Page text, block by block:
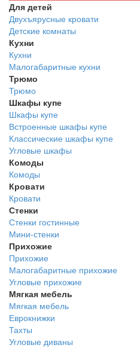
Для детей
Двухъярусные кровати
Детские комнаты
Кухни
Кухни
Малогабаритные кухни
Трюмо
Трюмо
Шкафы купе
Шкафы купе
Встроенные шкафы купе
Классические шкафы купе
Угловые шкафы
Комоды
Комоды
Кровати
Кровати
Стенки
Стенки гостинные
Мини-стенки
Прихожие
Прихожие
Малогабаритные прихожие
Угловые прихожие
Мягкая мебель
Мягкая мебель
Еврокнижки
Тахты
Угловые диваны